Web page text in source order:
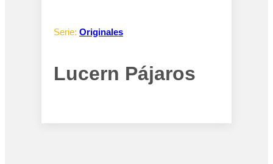
Serie: Originales
Lucern Pájaros